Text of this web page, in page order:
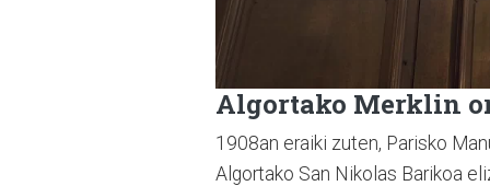
Algortako Merklin
1908an eraiki zuten, Parisko
Algortako San Nikolas Barikoa